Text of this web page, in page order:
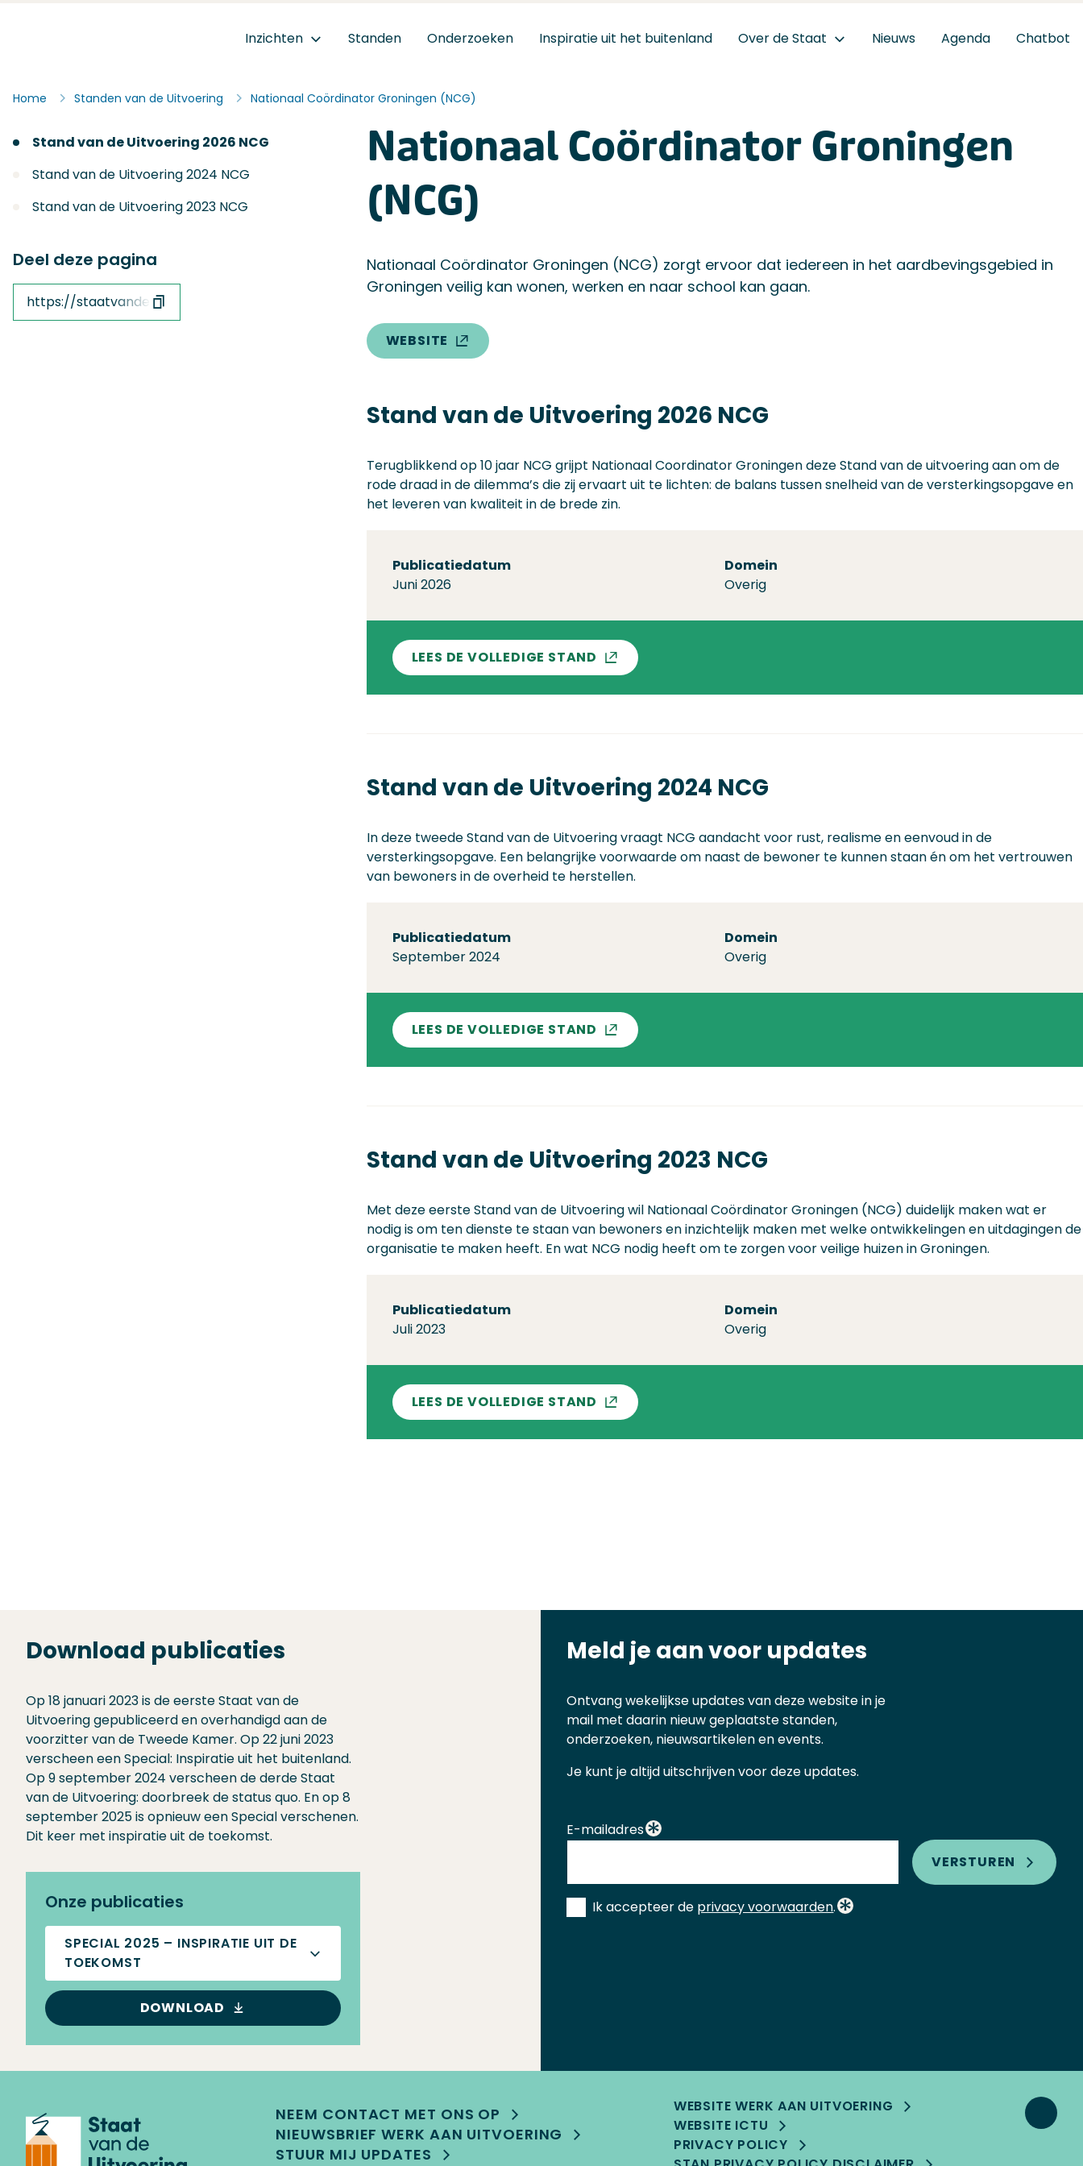
Inzichten Standen Onderzoeken Inspiratie uit het buitenland Over de Staat Nieuws Agenda Chatbot
Home Standen van de Uitvoering Nationaal Coördinator Groningen (NCG)
Stand van de Uitvoering 2026 NCG
Stand van de Uitvoering 2024 NCG
Stand van de Uitvoering 2023 NCG
Deel deze pagina
https://staatvandeuitvoering.nl/afzender/nationaal-coordinator-groningen-ncg/
Nationaal Coördinator Groningen
(NCG)
Nationaal Coördinator Groningen (NCG) zorgt ervoor dat iedereen in het aardbevingsgebied in
Groningen veilig kan wonen, werken en naar school kan gaan.
WEBSITE
Stand van de Uitvoering 2026 NCG
Terugblikkend op 10 jaar NCG grijpt Nationaal Coordinator Groningen deze Stand van de uitvoering aan om de
rode draad in de dilemma’s die zij ervaart uit te lichten: de balans tussen snelheid van de versterkingsopgave en
het leveren van kwaliteit in de brede zin.
Publicatiedatum
Juni 2026
Domein
Overig
LEES DE VOLLEDIGE STAND
Stand van de Uitvoering 2024 NCG
In deze tweede Stand van de Uitvoering vraagt NCG aandacht voor rust, realisme en eenvoud in de
versterkingsopgave. Een belangrijke voorwaarde om naast de bewoner te kunnen staan én om het vertrouwen
van bewoners in de overheid te herstellen.
Publicatiedatum
September 2024
Domein
Overig
LEES DE VOLLEDIGE STAND
Stand van de Uitvoering 2023 NCG
Met deze eerste Stand van de Uitvoering wil Nationaal Coördinator Groningen (NCG) duidelijk maken wat er
nodig is om ten dienste te staan van bewoners en inzichtelijk maken met welke ontwikkelingen en uitdagingen de
organisatie te maken heeft. En wat NCG nodig heeft om te zorgen voor veilige huizen in Groningen.
Publicatiedatum
Juli 2023
Domein
Overig
LEES DE VOLLEDIGE STAND
Download publicaties
Op 18 januari 2023 is de eerste Staat van de
Uitvoering gepubliceerd en overhandigd aan de
voorzitter van de Tweede Kamer. Op 22 juni 2023
verscheen een Special: Inspiratie uit het buitenland.
Op 9 september 2024 verscheen de derde Staat
van de Uitvoering: doorbreek de status quo. En op 8
september 2025 is opnieuw een Special verschenen.
Dit keer met inspiratie uit de toekomst.
Onze publicaties
SPECIAL 2025 – INSPIRATIE UIT DE
TOEKOMST
DOWNLOAD
Meld je aan voor updates
Ontvang wekelijkse updates van deze website in je
mail met daarin nieuw geplaatste standen,
onderzoeken, nieuwsartikelen en events.
Je kunt je altijd uitschrijven voor deze updates.
E-mailadres
Instemming
Ik accepteer de privacy voorwaarden.
VERSTUREN
NEEM CONTACT MET ONS OP
NIEUWSBRIEF WERK AAN UITVOERING
STUUR MIJ UPDATES
WEBSITE WERK AAN UITVOERING
WEBSITE ICTU
PRIVACY POLICY